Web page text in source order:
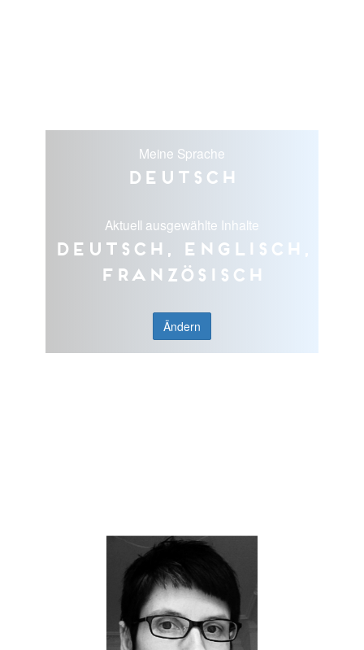
Meine Sprache
Deutsch
Aktuell ausgewählte Inhalte
Deutsch, Englisch,
Französisch
Ändern